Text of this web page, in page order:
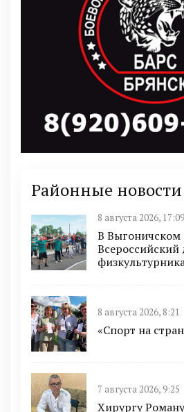
Районные новости
8 августа 2026, 17:09
В Выгоничском
Всероссийский
8 августа 2026, 8:21
«Спорт на
7 августа 2026, 9:25
Хирургу